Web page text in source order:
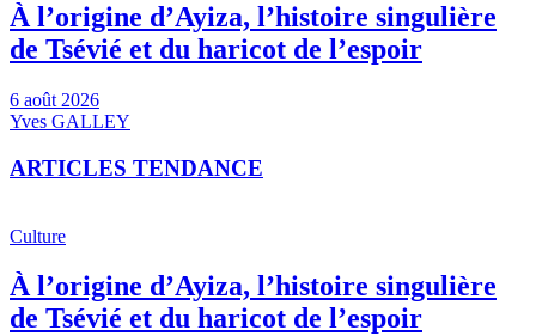
À l’origine d’Ayiza, l’histoire singulière
de Tsévié et du haricot de l’espoir
6 août 2026
Yves GALLEY
ARTICLES TENDANCE
Culture
À l’origine d’Ayiza, l’histoire singulière
de Tsévié et du haricot de l’espoir